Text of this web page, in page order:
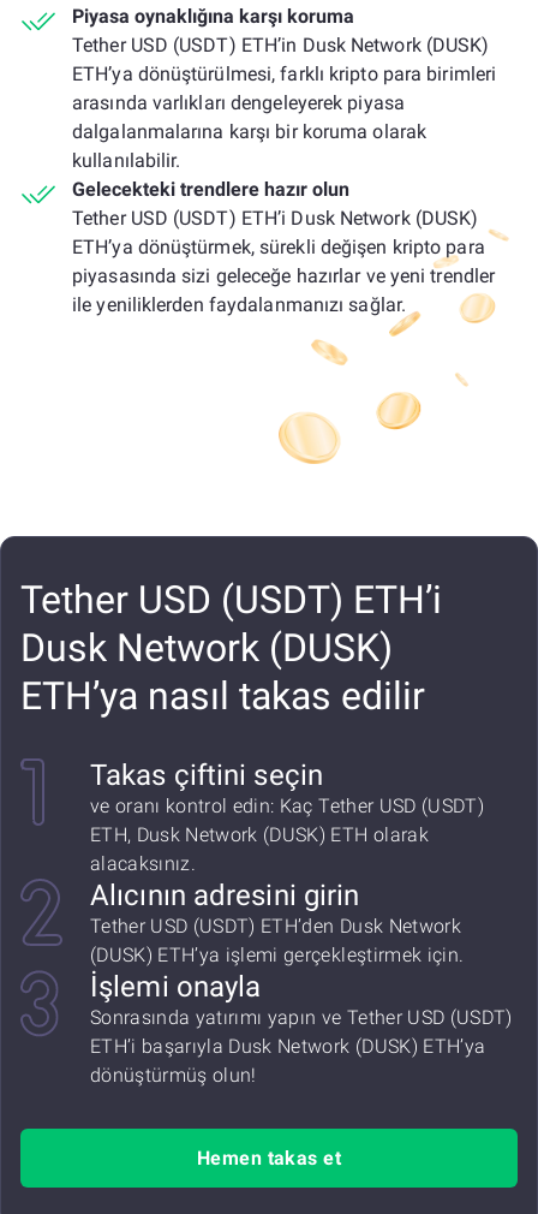
Piyasa oynaklığına karşı koruma
Tether USD (USDT) ETH’in Dusk Network (DUSK)
ETH’ya dönüştürülmesi, farklı kripto para birimleri
arasında varlıkları dengeleyerek piyasa
dalgalanmalarına karşı bir koruma olarak
kullanılabilir.
Gelecekteki trendlere hazır olun
Tether USD (USDT) ETH’i Dusk Network (DUSK)
ETH’ya dönüştürmek, sürekli değişen kripto para
piyasasında sizi geleceğe hazırlar ve yeni trendler
ile yeniliklerden faydalanmanızı sağlar.
Tether USD (USDT) ETH’i
Dusk Network (DUSK)
ETH’ya nasıl takas edilir
Takas çiftini seçin
ve oranı kontrol edin: Kaç Tether USD (USDT)
ETH, Dusk Network (DUSK) ETH olarak
alacaksınız.
Alıcının adresini girin
Tether USD (USDT) ETH’den Dusk Network
(DUSK) ETH’ya işlemi gerçekleştirmek için.
İşlemi onayla
Sonrasında yatırımı yapın ve Tether USD (USDT)
ETH’i başarıyla Dusk Network (DUSK) ETH’ya
dönüştürmüş olun!
Hemen takas et